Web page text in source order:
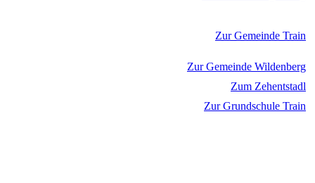
Zur Gemeinde Train
Zur Gemeinde Wildenberg
Zum Zehentstadl
Zur Grundschule Train